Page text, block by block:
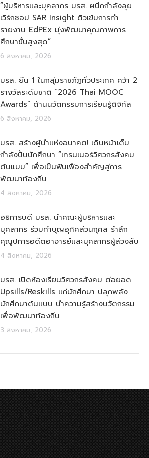
“ผู้บริหารและบุคลากร มรส. ผนึกกำลังลุย
เวิร์กชอป SAR Insight ติวเข้มการทำ
รายงาน EdPEx มุ่งพัฒนาคุณภาพการ
ศึกษาขั้นสูงสุด”
6 สิงหาคม, 2026
มรส. ยืน 1 ในกลุ่มราชภัฏทั่วประเทศ คว้า 2
รางวัลระดับชาติ “2026 Thai MOOC
Awards” ด้านนวัตกรรมการเรียนรู้ดิจิทัล
6 สิงหาคม, 2026
มรส. สร้างผู้นำแห่งอนาคต! เดินหน้าเต็ม
กำลังปั้นนักศึกษา “เทรนเนอร์วิศวกรสังคม
ต้นแบบ” เพื่อเป็นฟันเฟืองสำคัญสู่การ
พัฒนาท้องถิ่น
4 สิงหาคม, 2026
อธิการบดี มรส. นำคณะผู้บริหารและ
บุคลากร ร่วมทำบุญอุทิศส่วนกุศล รำลึก
คุณูปการอดีตอาจารย์และบุคลากรผู้ล่วงลับ
4 สิงหาคม, 2026
มรส. เปิดห้องเรียนวิศวกรสังคม ต่อยอด
Upsills/Reskills แก่นักศึกษา ปลุกพลัง
นักศึกษาต้นแบบ นำความรู้สร้างนวัตกรรม
เพื่อพัฒนาท้องถิ่น
3 สิงหาคม, 2026